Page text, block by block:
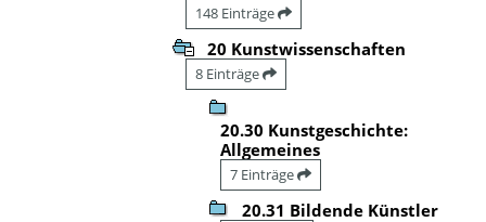
148 Einträge
20 Kunstwissenschaften
8 Einträge
20.30 Kunstgeschichte:
Allgemeines
7 Einträge
20.31 Bildende Künstler